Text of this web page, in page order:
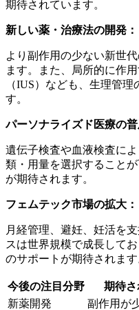
期待されています。
新しい薬・治療法の開発：
より副作用の少ない新世
ます。また、局所的に作
（IUS）なども、生理管
す。
パーソナライズド医療の普
遺伝子検査や血液検査に
類・用量を選択すること
が期待されます。
フェムテック市場の拡大：
月経管理、避妊、妊活を
スは世界規模で成長して
のサポートが期待されます
今後の注目分野
期待
新薬開発
副作用が